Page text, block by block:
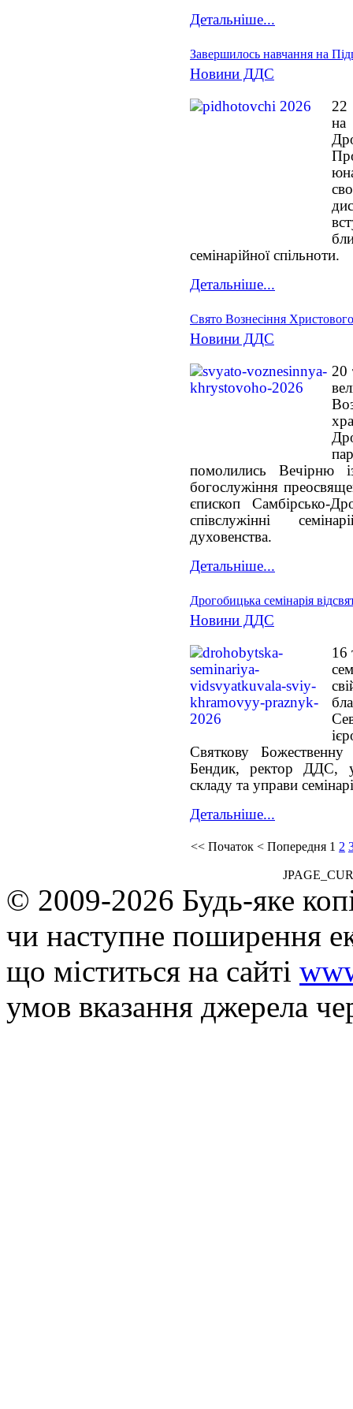
Детальніше...
Завершилось навчання на
Новини ДДС
22
семінарійної спільноти.
Детальніше...
Свято Вознесіння Христового
Новини ДДС
20
помолились Вечірню
богослужіння
єпископ Самбірсько-
співслужінні
духовенства.
Детальніше...
Дрогобицька семінарія
Новини ДДС
16
Святкову
Бендик, ректор ДДС, у
складу та управи
Детальніше...
<< Початок < Попередня 1 2
© 2009-2026 Будь-яке
чи наступне поширення
що мiститься на сайті
умов вказання джерела